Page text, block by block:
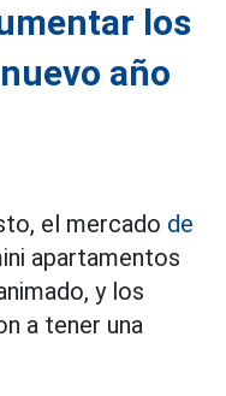
los
año
el mercado de
apartamentos
y los
a tener una